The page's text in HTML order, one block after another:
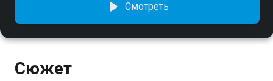
Смотреть
Сюжет